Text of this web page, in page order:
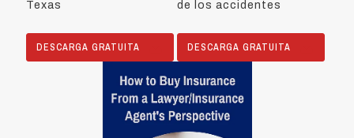
Texas
DESCARGA GRATUITA
de los accidentes
DESCARGA GRATUITA